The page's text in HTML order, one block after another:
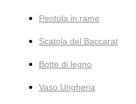
Pentola in rame
Scatola del Baccarat
Botte di legno
Vaso Ungheria